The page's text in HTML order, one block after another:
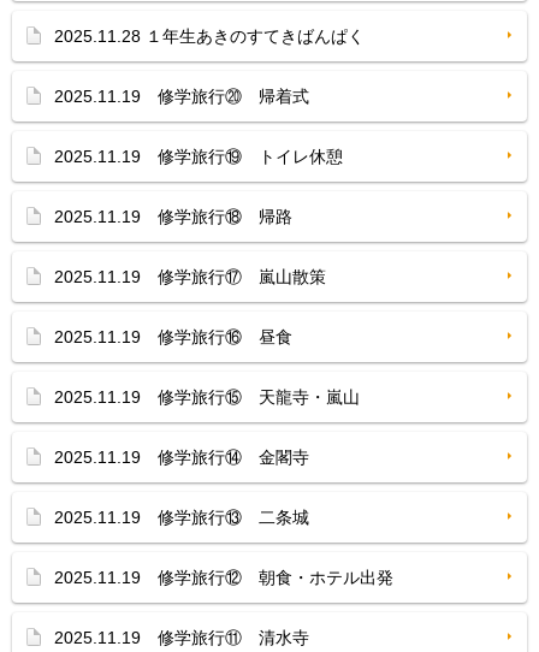
2025.11.28 １年生あきのすてきばんぱく
2025.11.19 修学旅行⑳ 帰着式
2025.11.19 修学旅行⑲ トイレ休憩
2025.11.19 修学旅行⑱ 帰路
2025.11.19 修学旅行⑰ 嵐山散策
2025.11.19 修学旅行⑯ 昼食
2025.11.19 修学旅行⑮ 天龍寺・嵐山
2025.11.19 修学旅行⑭ 金閣寺
2025.11.19 修学旅行⑬ 二条城
2025.11.19 修学旅行⑫ 朝食・ホテル出発
2025.11.19 修学旅行⑪ 清水寺